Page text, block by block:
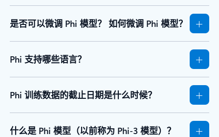
是否可以微调 Phi 模型？ 如何微调 Phi 模型？
Phi 支持哪些语言？
Phi 训练数据的截止日期是什么时候？
什么是 Phi 模型（以前称为 Phi-3 模型）？